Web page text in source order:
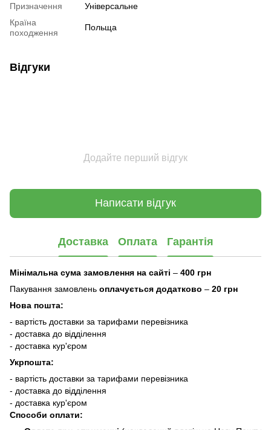
Призначення
Універсальне
Країна
походження
Польща
Відгуки
Додайте перший відгук
Написати відгук
Доставка Оплата Гарантія
Мінімальна сума замовлення на сайті – 400 грн
Пакування замовлень оплачується додатково – 20 грн
Нова пошта:
- вартість доставки за тарифами перевізника
- доставка до відділення
- доставка кур'єром
Укрпошта:
- вартість доставки за тарифами перевізника
- доставка до відділення
- доставка кур'єром
Способи оплати: